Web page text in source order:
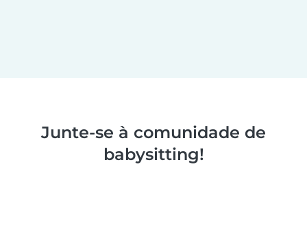
Junte-se à comunidade de
babysitting!